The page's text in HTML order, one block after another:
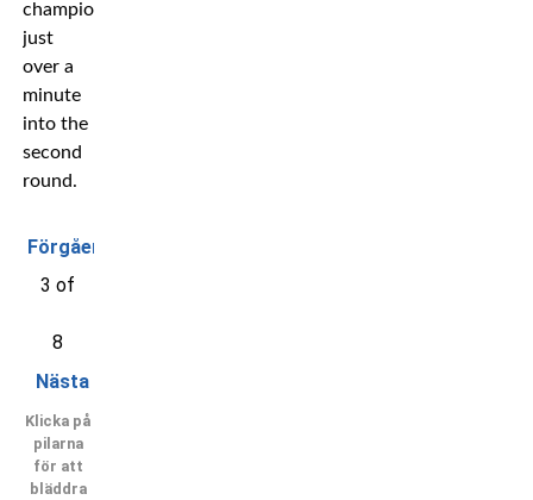
champion
just
over a
minute
into the
second
round.
Förgående
3 of
8
Nästa
Klicka på
pilarna
för att
bläddra